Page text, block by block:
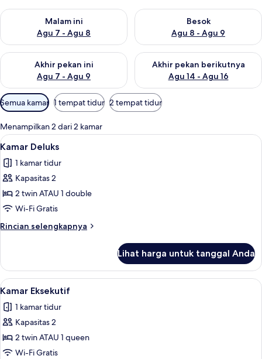
Malam ini
Agu 7 - Agu 8
Periksa ketersediaan untuk malam ini Agu 7 - Agu 8
Besok
Agu 8 - Agu 9
Periksa ketersediaan untuk
Akhir pekan ini
Agu 7 - Agu 9
Periksa ketersediaan untuk akhir pekan ini Agu 7 - Agu 9
Akhir pekan berikutnya
Agu 14 - Agu 16
Periksa ketersediaan untuk
Filter
tersedia
untuk
kamar
Semua kamar 1 tempat tidur 2 tempat tidur
Menampilkan 2 dari 2 kamar
Lihat
semua
foto
untuk
Kamar
Deluks
Meja kerja, ruang kerja ramah
2
Kamar Deluks
1 kamar tidur
Kapasitas 2
2 twin ATAU 1 double
Wi-Fi Gratis
Rincian selengkapnya
Rincian
Kamar
Deluks
Lihat harga untuk tanggal Anda
Lihat
semua
foto
untuk
Kamar
Eksekutif
Meja kerja, ruang kerja ramah
2
Kamar Eksekutif
1 kamar tidur
Kapasitas 2
2 twin ATAU 1 queen
Wi-Fi Gratis